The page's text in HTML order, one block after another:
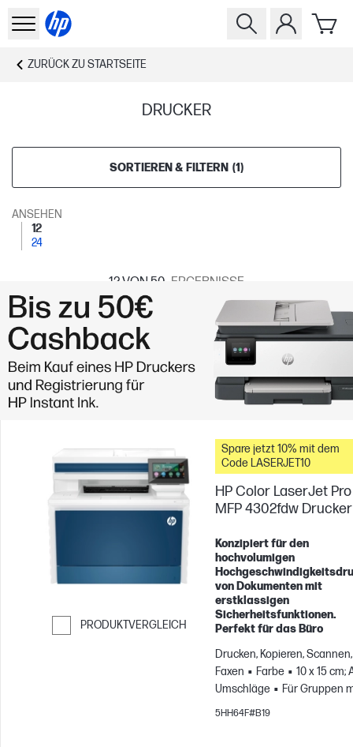
ZURÜCK ZU STARTSEITE
DRUCKER
SORTIEREN & FILTERN (1)
ANSEHEN
12
24
12VON 50 ERGEBNISSE
PRODUKTVERGLEICH
Weiter zum Vergleichen
Spare jetzt 10% mit dem
Code LASERJET10
HP Color LaserJet Pro
MFP 4302fdw Drucker
Konzipiert für den
hochvolumigen
von Dokumenten mit
erstklassigen
Sicherheitsfunktionen.
Perfekt für das Büro
Drucken, Kopieren, Scannen,
Faxen
Farbe
10 x 15 cm;
Umschläge
Für Gruppen
bis zu 10 Benutzern; Druckt
5HH64F#B19